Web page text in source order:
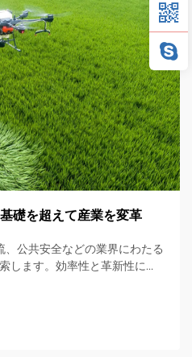
礎を超えて産業を変革
公共安全などの業界にわたる
します。効率性と革新性に与